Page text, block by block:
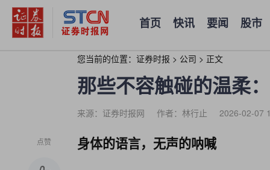
首页 快讯 要闻 股市
您当前的位置： 证券时报 > 公司 > 正文
那些不容触碰的温柔
来源：证券时报网 作者：林行止 2026-02-07
点赞 身体的语言，无声的呐喊